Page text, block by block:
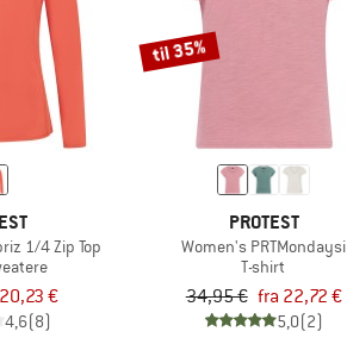
1/4 Zip Top
20,23 €
4,6(8)
til 35%
PROTEST
Women's PRTMondaysi
T-shirt
34,95 € fra 22,72 €
5,0(2)